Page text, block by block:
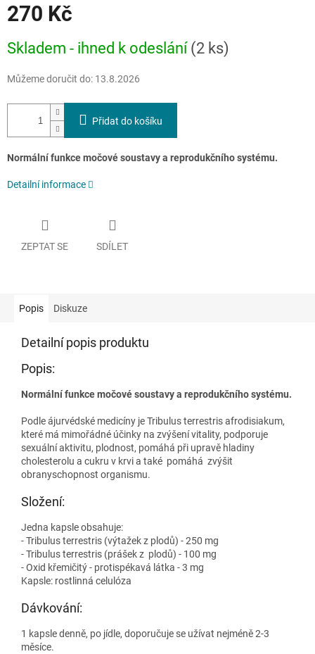
270 Kč
cena:
Skladem - ihned k odeslání (2 ks)
Můžeme doručit do: 13.8.2026
Přidat do košíku
Normální funkce močové soustavy a reprodukčního systému.
Detailní informace
ZEPTAT SE SDÍLET
Popis Diskuze
Detailní popis produktu
Popis:
Normální funkce močové soustavy a reprodukčního systému.
Podle ájurvédské medicíny je Tribulus terrestris afrodisiakum,
které má mimořádné účinky na zvýšení vitality, podporuje
sexuální aktivitu, plodnost, pomáhá při upravě hladiny
cholesterolu a cukru v krvi a také pomáhá zvýšit
obranyschopnost organismu.
Složení:
Jedna kapsle obsahuje:
- Tribulus terrestris (výtažek z plodů) - 250 mg
- Tribulus terrestris (prášek z plodů) - 100 mg
- Oxid křemičitý - protispékavá látka - 3 mg
Kapsle: rostlinná celulóza
Dávkování:
1 kapsle denně, po jídle, doporučuje se užívat nejméně 2-3
měsíce.